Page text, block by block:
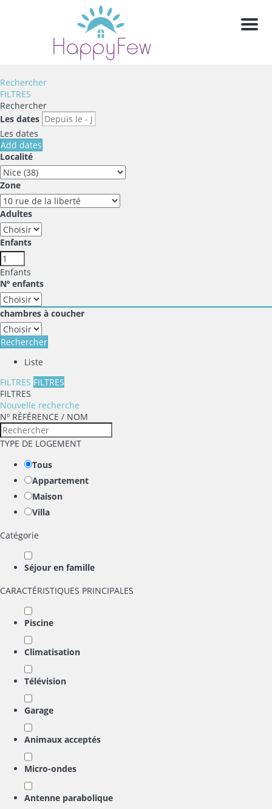
Menu
Rechercher
FILTRES
Rechercher
Les dates
Les dates
Add dates
Localité
Zone
Adultes
Enfants
Enfants
Nº enfants
chambres à coucher
Rechercher
Liste
FILTRES FILTRES
FILTRES
Nouvelle recherche
Nº RÉFÉRENCE / NOM
TYPE DE LOGEMENT
Tous
Appartement
Maison
Villa
Catégorie
Séjour en famille
CARACTÉRISTIQUES PRINCIPALES
Piscine
Climatisation
Télévision
Garage
Animaux acceptés
Micro-ondes
Antenne parabolique